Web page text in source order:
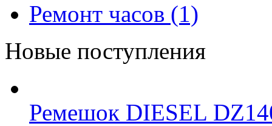
Ремонт часов (1)
Новые поступления
Ремешок DIESEL